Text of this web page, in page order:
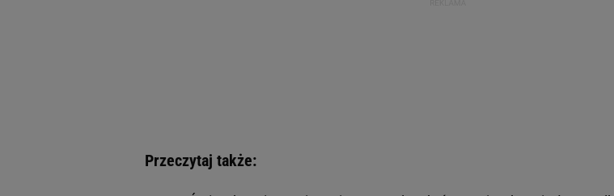
Przeczytaj także: